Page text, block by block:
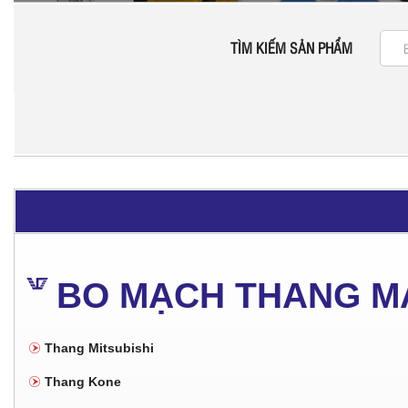
TÌM KIẾM SẢN PHẨM
BO MẠCH THANG
Thang Mitsubishi
Thang Kone